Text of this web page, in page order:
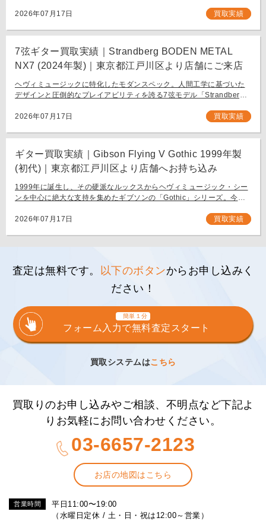
[…]
2026年07月17日 買取実績
7弦ギター買取実績｜Strandberg BODEN METAL
NX7 (2024年製)｜東京都江戸川区より店舗にご来店
ヘヴィミュージックに特化したモダンスペック。人間工学に基づいた
デザインと圧倒的なプレイアビリティを誇る7弦モデル「Strandberg
タリスト […]
2026年07月17日 買取実績
ギター買取実績｜Gibson Flying V Gothic 1999年製
(初代)｜東京都江戸川区より店舗へお持ち込み
1999年に誕生し、その硬派なルックスからヘヴィミュージック・シー
ンを中心に絶大な支持を集めたギブソンの「Gothic」シリーズ。今回
[…]
2026年07月17日 買取実績
査定は無料です。 以下のボタンからお申し込みく
ださい！
簡単１分
フォーム入力で無料査定スタート
買取システムはこちら
買取りのお申し込みやご相談、不明点など下記よ
りお気軽にお問い合わせください。
03-6657-2123
お店の地図はこちら
営業時間
平日11:00〜19:00
（水曜日定休 / 土・日・祝は12:00～営業）